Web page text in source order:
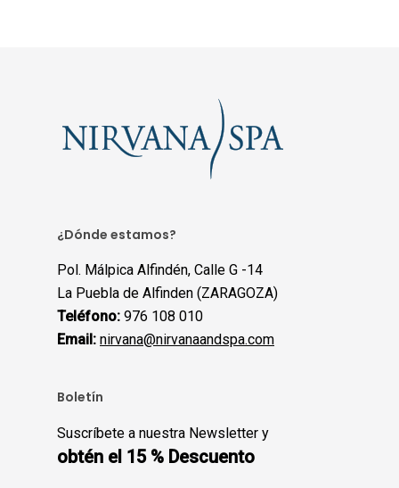
¿Dónde estamos?
Pol. Málpica Alfindén, Calle G -14
La Puebla de Alfinden (ZARAGOZA)
Teléfono: 976 108 010
Email: nirvana@nirvanaandspa.com
Boletín
Suscríbete a nuestra Newsletter y
obtén el 15 % Descuento